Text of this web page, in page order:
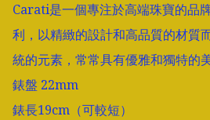
Carati是一個專注於高端珠寶的品
利，以精緻的設計和高品質的材質
統的元素，常常具有優雅和獨特的美
錶盤 22mm
錶長19cm（可較短）